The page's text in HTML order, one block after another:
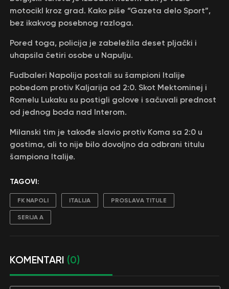
motocikl kroz grad. Кako piše “Gazeta delo Sport”,
bez ikakvog posebnog razloga.
Pored toga, policija je zabeležila deset pljački i
uhapsila četiri osobe u Napulju.
Fudbaleri Napolija postali su šampioni Italije
pobedom protiv Кaljarija od 2:0. Skot Mektominej i
Romelu Lukaku su postigli golove i sačuvali prednost
od jednog boda nad Interom.
Milanski tim je takođe slavio protiv Кoma sa 2:0 u
gostima, ali to nije bilo dovoljno da odbrani titulu
šampiona Italije.
TAGOVI:
FK NAPOLI ITALIJA PROSLAVA TITULE
SERIJA A
KOMENTARI (0)